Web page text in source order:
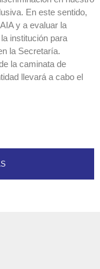
En este sentido,
y a evaluar la
institución para
la Secretaría.
la caminata de
llevará a cabo el